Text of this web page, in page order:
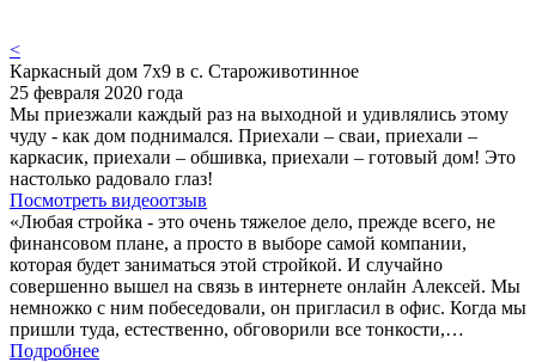
<
Каркасный дом 7х9 в с. Староживотинное
25 февраля 2020 года
Мы приезжали каждый раз на выходной и удивлялись этому
чуду - как дом поднимался. Приехали – сваи, приехали –
каркасик, приехали – обшивка, приехали – готовый дом! Это
настолько радовало глаз!
Посмотреть видеоотзыв
«Любая стройка - это очень тяжелое дело, прежде всего, не
финансовом плане, а просто в выборе самой компании,
которая будет заниматься этой стройкой. И случайно
совершенно вышел на связь в интернете онлайн Алексей. Мы
немножко с ним побеседовали, он пригласил в офис. Когда мы
пришли туда, естественно, обговорили все тонкости,…
Подробнее